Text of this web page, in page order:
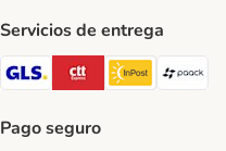
Servicios de entrega
GLS Shipping Method
CTTExpressInPost
Pago seguro